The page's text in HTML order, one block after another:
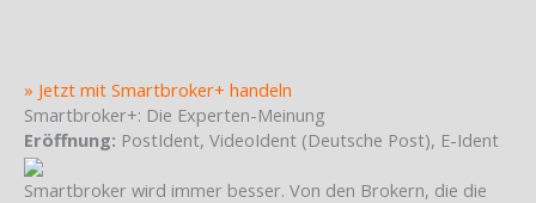
» Jetzt mit Smartbroker+ handeln
Smartbroker+: Die Experten-Meinung
Eröffnung: PostIdent, VideoIdent (Deutsche Post), E-Ident
Smartbroker wird immer besser. Von den Brokern, die die